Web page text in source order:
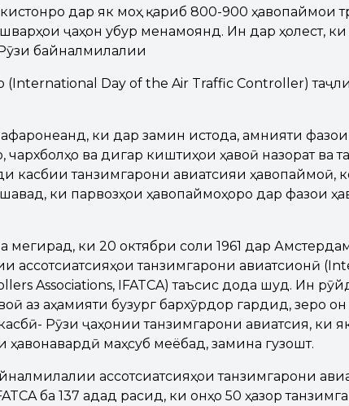
дар як моҳ қариб 800-900 ҳавопаймои
ҷаҳон убур менамоянд. Ин дар ҳолест, ки
байналмилалии
(International Day of the Air Traffic Controller)
ки дар замин истода, амнияти
ва дигар киштиҳои ҳавоӣ назорат ва
касбии танзимгарони авиатсияи ҳавопаймоӣ,
ки парвозҳои ҳавопаймоҳоро дар фазои
мегирад, ки 20 октябри соли 1961 дар
ассотсиатсияҳои танзимгарони авиатсионӣ
Associations, IFATCA) таъсис дода шуд. Ин
аз аҳамияти бузург бархӯрдор гардид, зеро
Рӯзи ҷаҳонии танзимгарони авиатсия, ки
маҳсуб меёбад, замина гузошт.
ассотсиатсияҳои танзимгарони
ба 137 адад расид, ки онҳо 50 ҳазор